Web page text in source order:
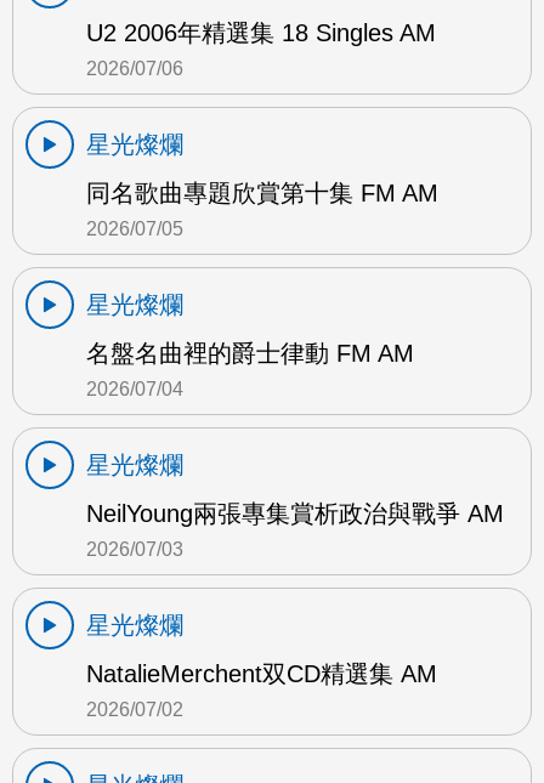
U2 2006年精選集 18 Singles AM
2026/07/06
星光燦爛
同名歌曲專題欣賞第十集 FM AM
2026/07/05
星光燦爛
名盤名曲裡的爵士律動 FM AM
2026/07/04
星光燦爛
NeilYoung兩張專集賞析政治與戰爭 AM
2026/07/03
星光燦爛
NatalieMerchent双CD精選集 AM
2026/07/02